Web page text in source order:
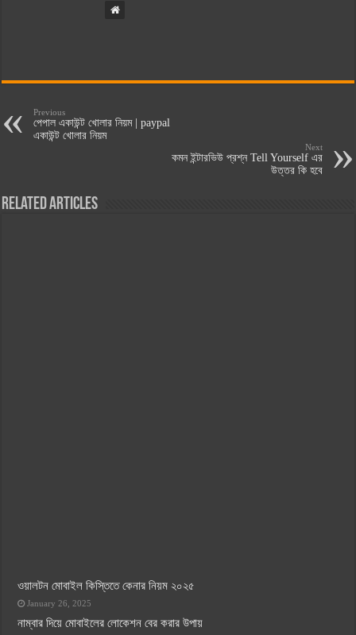
Previous
পেপাল একাউন্ট খোলার নিয়ম | paypal
একাউন্ট খোলার নিয়ম
Next
কমন ইন্টারভিউ প্রশ্ন Tell Yourself এর
উত্তর কি হবে
Related Articles
ওয়ালটন মোবাইল কিস্তিতে কেনার নিয়ম ২০২৫
January 26, 2025
নাম্বার দিয়ে মোবাইলের লোকেশন বের করার উপায়